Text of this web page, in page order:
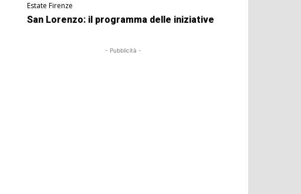
Estate Firenze
San Lorenzo: il programma delle iniziative
- Pubblicità -